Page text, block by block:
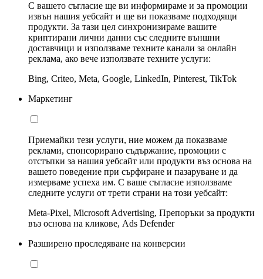
С вашето съгласие ще ви информираме и за промоции
извън нашия уебсайт и ще ви показваме подходящи
продукти. За тази цел синхронизираме вашите
криптирани лични данни със следните външни
доставчици и използваме техните канали за онлайн
реклама, ако вече използвате техните услуги:
Bing, Criteo, Meta, Google, LinkedIn, Pinterest, TikTok
Маркетинг
Приемайки тези услуги, ние можем да показваме
реклами, спонсорирано съдържание, промоции с
отстъпки за нашия уебсайт или продукти въз основа на
вашето поведение при сърфиране и пазаруване и да
измерваме успеха им. С ваше съгласие използваме
следните услуги от трети страни на този уебсайт:
Meta-Pixel, Microsoft Advertising, Препоръки за продукти
въз основа на кликове, Ads Defender
Разширено проследяване на конверсии